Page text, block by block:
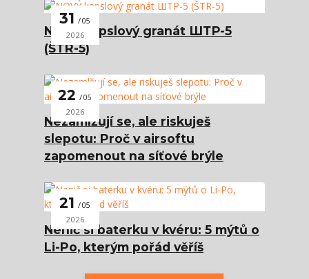
31 05
2026
NOVÝ kapslový granát ШТР-5
(ŠTR-5)
22 05
2026
Nezamlžují se, ale riskuješ
slepotu: Proč v airsoftu
zapomenout na síťové brýle
21 05
2026
Nenič si baterku v kvéru: 5 mýtů o
Li-Po, kterým pořád věříš